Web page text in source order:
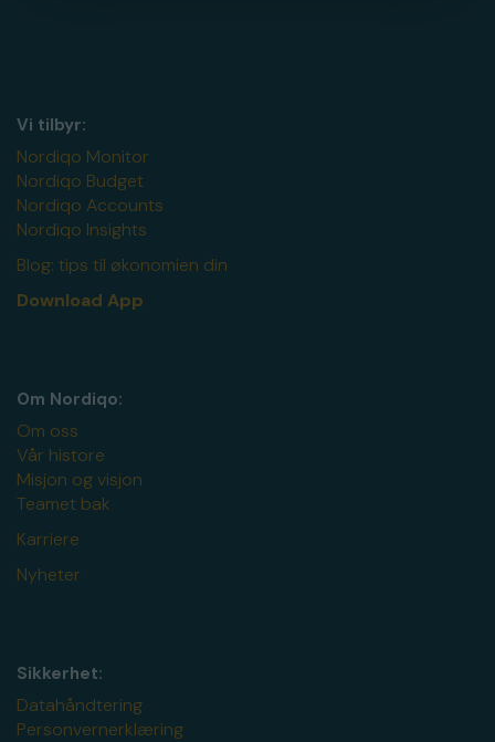
Vi tilbyr:
Nordiqo Monitor
Nordiqo Budget
Nordiqo Accounts
Nordiqo Insights
Blog: tips til økonomien din
Download App
Om Nordiqo:
Om oss
Vår histore
Misjon og visjon
Teamet bak
Karriere
Nyheter
Sikkerhet:
Datahåndtering
Personvernerklæring